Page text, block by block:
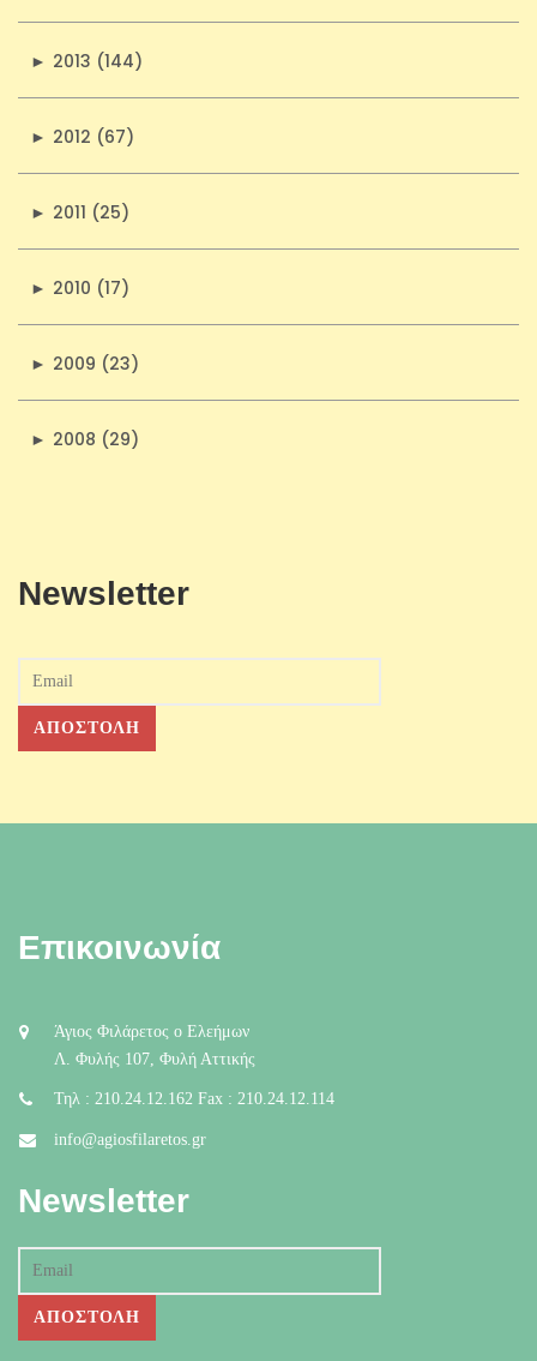
► 2013 (144)
► 2012 (67)
► 2011 (25)
► 2010 (17)
► 2009 (23)
► 2008 (29)
Newsletter
Επικοινωνία
Άγιος Φιλάρετος ο Ελεήμων
Λ. Φυλής 107, Φυλή Αττικής
Τηλ : 210.24.12.162 Fax : 210.24.12.114
info@agiosfilaretos.gr
Newsletter